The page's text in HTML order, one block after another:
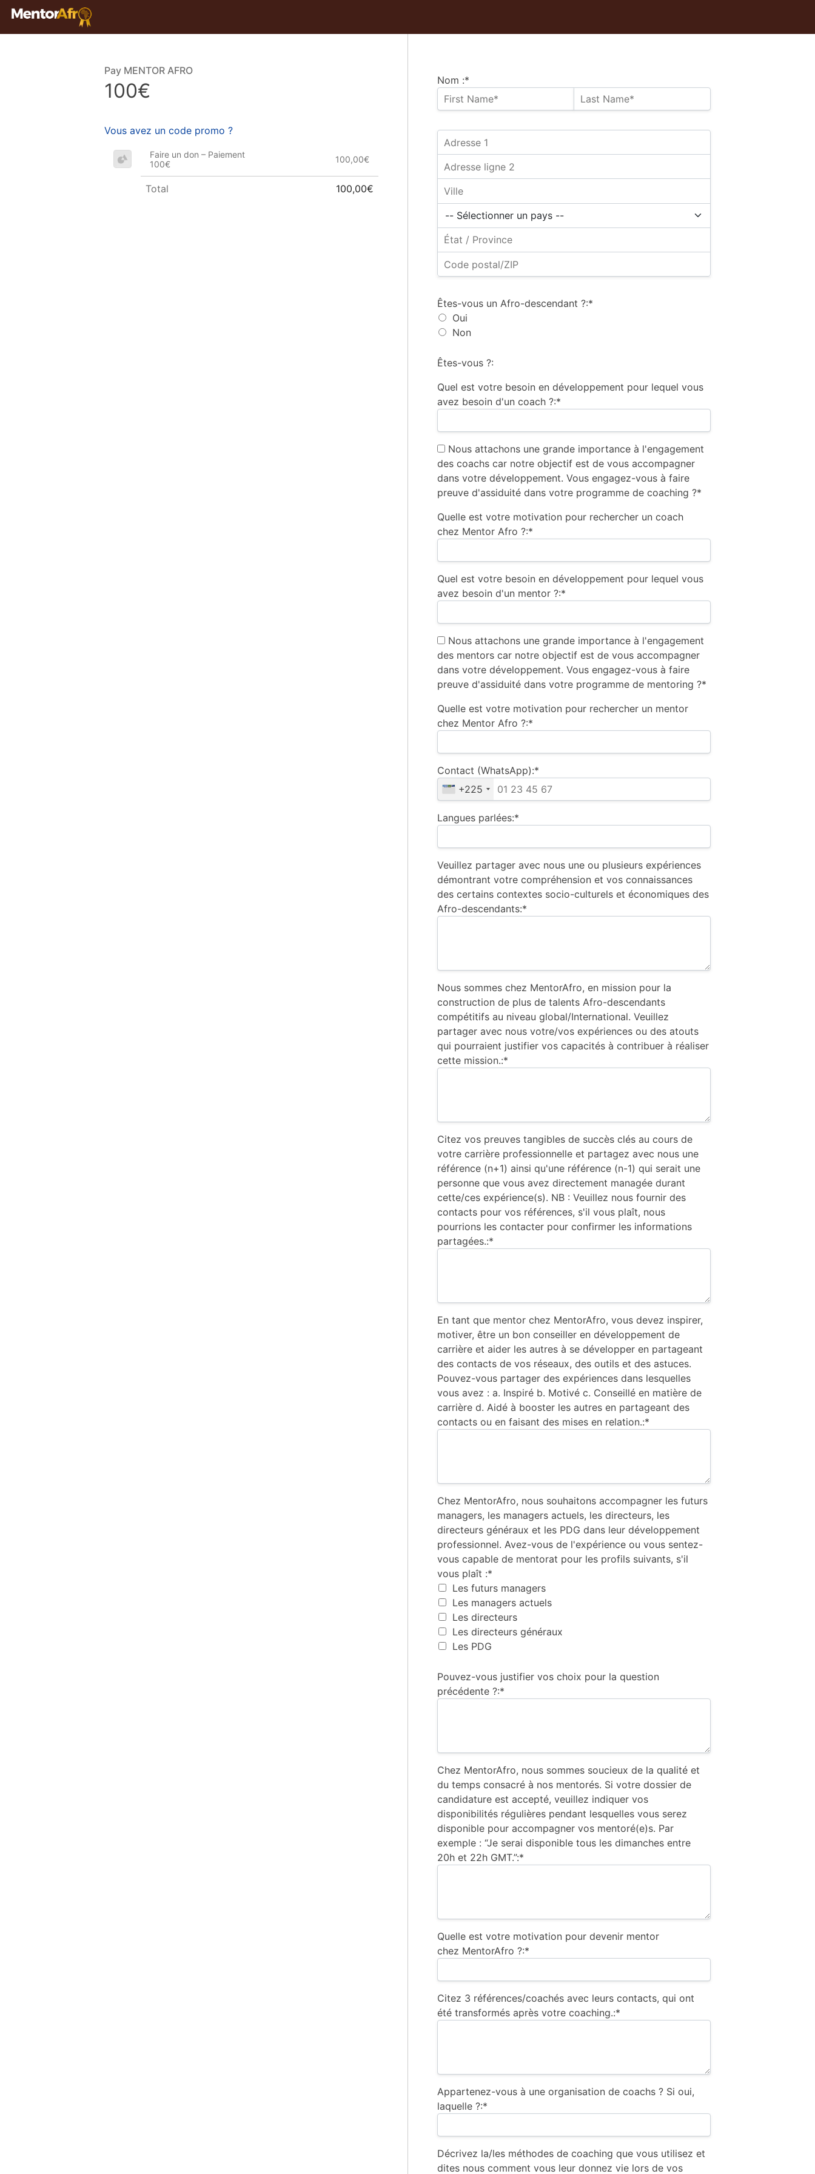
Nom :*
Êtes-vous un Afro-descendant ?:*
Oui
Non
Êtes-vous ?:
Quel est votre besoin en développement pour lequel vous
avez besoin d'un coach ?:*
Nous attachons une grande importance à l'engagement
des coachs car notre objectif est de vous accompagner
dans votre développement. Vous engagez-vous à faire
preuve d'assiduité dans votre programme de coaching ?*
Quelle est votre motivation pour rechercher un coach
chez Mentor Afro ?:*
Quel est votre besoin en développement pour lequel vous
avez besoin d'un mentor ?:*
Nous attachons une grande importance à l'engagement
des mentors car notre objectif est de vous accompagner
dans votre développement. Vous engagez-vous à faire
preuve d'assiduité dans votre programme de mentoring ?*
Quelle est votre motivation pour rechercher un mentor
chez Mentor Afro ?:*
Contact (WhatsApp):*
+225
Langues parlées:*
Veuillez partager avec nous une ou plusieurs expériences
démontrant votre compréhension et vos connaissances
des certains contextes socio-culturels et économiques des
Afro-descendants:*
Nous sommes chez MentorAfro, en mission pour la
construction de plus de talents Afro-descendants
compétitifs au niveau global/International. Veuillez
partager avec nous votre/vos expériences ou des atouts
qui pourraient justifier vos capacités à contribuer à réaliser
cette mission.:*
Citez vos preuves tangibles de succès clés au cours de
votre carrière professionnelle et partagez avec nous une
référence (n+1) ainsi qu'une référence (n-1) qui serait une
personne que vous avez directement managée durant
cette/ces expérience(s). NB : Veuillez nous fournir des
contacts pour vos références, s'il vous plaît, nous
pourrions les contacter pour confirmer les informations
partagées.:*
En tant que mentor chez MentorAfro, vous devez inspirer,
motiver, être un bon conseiller en développement de
carrière et aider les autres à se développer en partageant
des contacts de vos réseaux, des outils et des astuces.
Pouvez-vous partager des expériences dans lesquelles
vous avez : a. Inspiré b. Motivé c. Conseillé en matière de
carrière d. Aidé à booster les autres en partageant des
contacts ou en faisant des mises en relation.:*
Chez MentorAfro, nous souhaitons accompagner les futurs
managers, les managers actuels, les directeurs, les
directeurs généraux et les PDG dans leur développement
professionnel. Avez-vous de l'expérience ou vous sentez-
vous capable de mentorat pour les profils suivants, s'il
vous plaît :*
Les futurs managers
Les managers actuels
Les directeurs
Les directeurs généraux
Les PDG
Pouvez-vous justifier vos choix pour la question
précédente ?:*
Chez MentorAfro, nous sommes soucieux de la qualité et
du temps consacré à nos mentorés. Si votre dossier de
candidature est accepté, veuillez indiquer vos
disponibilités régulières pendant lesquelles vous serez
disponible pour accompagner vos mentoré(e)s. Par
exemple : “Je serai disponible tous les dimanches entre
20h et 22h GMT.”:*
Quelle est votre motivation pour devenir mentor
chez MentorAfro ?:*
Citez 3 références/coachés avec leurs contacts, qui ont
été transformés après votre coaching.:*
Appartenez-vous à une organisation de coachs ? Si oui,
laquelle ?:*
Décrivez la/les méthodes de coaching que vous utilisez et
dites nous comment vous leur donnez vie lors de vos
Pay MENTOR AFRO
100€
Vous avez un code promo ?
Faire un don – Paiement
100€
100,00€
Total 100,00€